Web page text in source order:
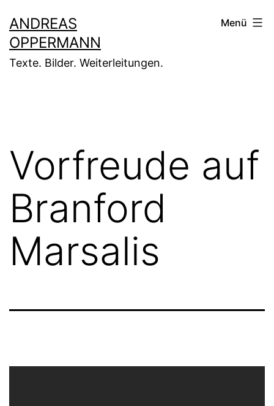
Inhalt
springen
ANDREAS
OPPERMANN
Texte. Bilder. Weiterleitungen.
Menü
Vorfreude auf
Branford
Marsalis